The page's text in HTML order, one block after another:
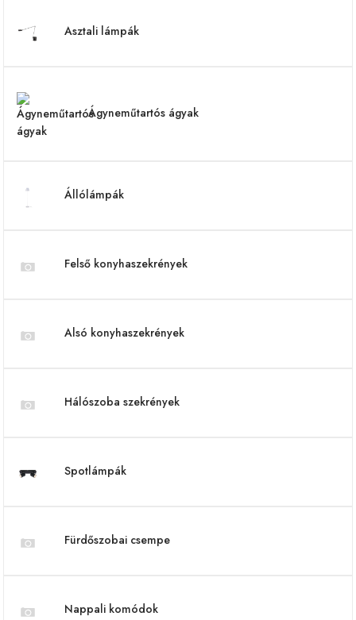
Asztali lámpák
Ágyneműtartós ágyak
Állólámpák
Felső konyhaszekrények
Alsó konyhaszekrények
Hálószoba szekrények
Spotlámpák
Fürdőszobai csempe
Nappali komódok